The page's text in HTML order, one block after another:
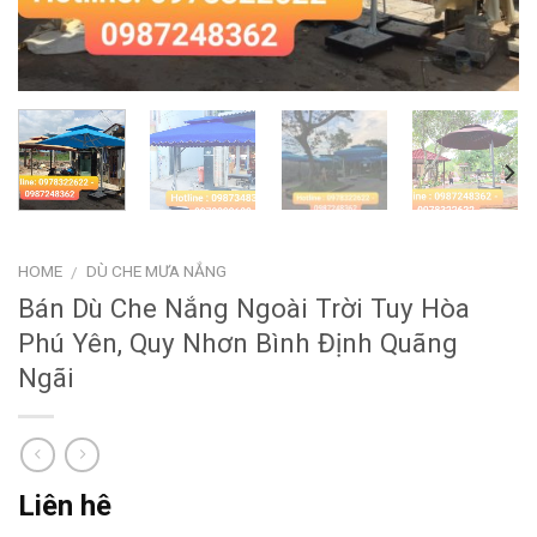
HOME / DÙ CHE MƯA NẮNG
Bán Dù Che Nắng Ngoài Trời Tuy Hòa
Phú Yên, Quy Nhơn Bình Định Quãng
Ngãi
Liên hê